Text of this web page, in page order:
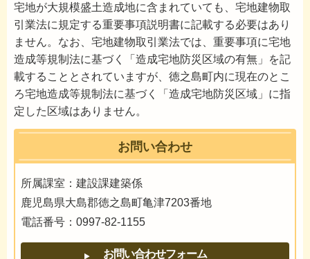
宅地が大規模盛土造成地に含まれていても、宅地建物取
引業法に規定する重要事項説明書に記載する必要はあり
ません。なお、宅地建物取引業法では、重要事項に宅地
造成等規制法に基づく「造成宅地防災区域の有無」を記
載することとされていますが、徳之島町内に現在のとこ
ろ宅地造成等規制法に基づく「造成宅地防災区域」に指
定した区域はありません。
お問い合わせ
所属課室：建設課建築係
鹿児島県大島郡徳之島町亀津7203番地
電話番号：0997-82-1155